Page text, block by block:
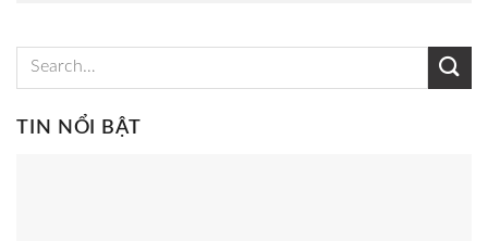
TIN NỔI BẬT